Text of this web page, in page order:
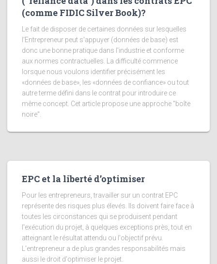
(comme FIDIC Silver Book)?
Le fait de disposer de certaines données sur lesquelles
l'Entrepreneur peut s'appuyer (données de base) est
donc une bonne pratique dans l'industrie et conforme
aux normes contractuelles. La difficulté commence
lorsque nous voulons identifier précisément les
«données de base», les «données de confiance» ou tout
autre terme défini dans le contrat pour introduire ce
même concept. Cet article propose une approche "boîte
noire".
EPC et la liberté d’optimiser
Pour les entrepreneurs, travailler sur un contrat EPC
représente des risques plus élevés. Ils doivent faire face à
toutes les circonstances qui se produisent pendant
l'exécution du projet, à quelques exceptions près, tout en
atteignant le résultat attendu ou l'objectif prévu.
L'entrepreneur a de plus grandes responsabilités mais
aussi le droit d'optimiser le projet.